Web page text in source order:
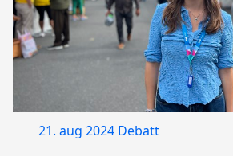
21. aug 2024 Debatt